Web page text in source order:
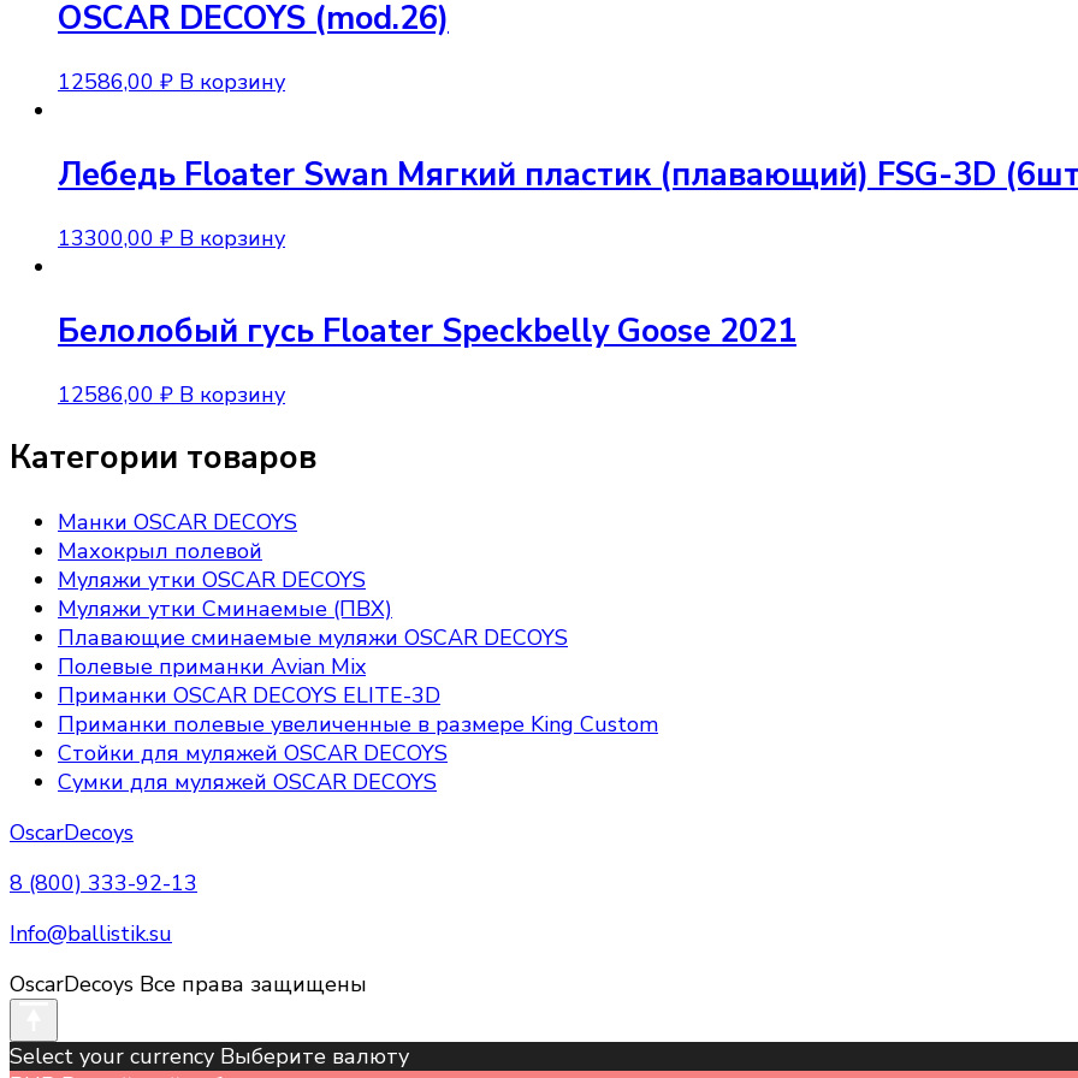
OSCAR DECOYS (mod.26)
12586,00 ₽ В корзину
Лебедь Floater Swan Мягкий пластик (плавающий) FSG-3D
13300,00 ₽ В корзину
Белолобый гусь Floater Speckbelly Goose 2021
12586,00 ₽ В корзину
Категории товаров
Манки OSCAR DECOYS
Махокрыл полевой
Муляжи утки OSCAR DECOYS
Муляжи утки Сминаемые (ПВХ)
Плавающие сминаемые муляжи OSCAR DECOYS
Полевые приманки Avian Mix
Приманки OSCAR DECOYS ELITE-3D
Приманки полевые увеличенные в размере King Custom
Стойки для муляжей OSCAR DECOYS
Сумки для муляжей OSCAR DECOYS
OscarDecoys
8 (800) 333-92-13
Info@ballistik.su
OscarDecoys Все права защищены
Select your currency Выберите валюту